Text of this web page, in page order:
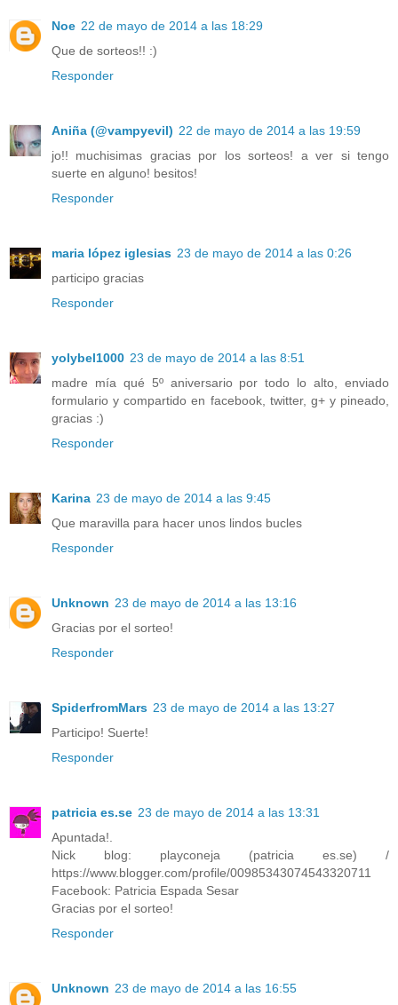
Noe 22 de mayo de 2014 a las 18:29
Que de sorteos!! :)
Responder
Aniña (@vampyevil) 22 de mayo de 2014 a las 19:59
jo!! muchisimas gracias por los sorteos! a ver si tengo
suerte en alguno! besitos!
Responder
maria lópez iglesias 23 de mayo de 2014 a las 0:26
participo gracias
Responder
yolybel1000 23 de mayo de 2014 a las 8:51
madre mía qué 5º aniversario por todo lo alto, enviado
formulario y compartido en facebook, twitter, g+ y pineado,
gracias :)
Responder
Karina 23 de mayo de 2014 a las 9:45
Que maravilla para hacer unos lindos bucles
Responder
Unknown 23 de mayo de 2014 a las 13:16
Gracias por el sorteo!
Responder
SpiderfromMars 23 de mayo de 2014 a las 13:27
Participo! Suerte!
Responder
patricia es.se 23 de mayo de 2014 a las 13:31
Apuntada!.
Nick blog: playconeja (patricia es.se) /
https://www.blogger.com/profile/00985343074543320711
Facebook: Patricia Espada Sesar
Gracias por el sorteo!
Responder
Unknown 23 de mayo de 2014 a las 16:55